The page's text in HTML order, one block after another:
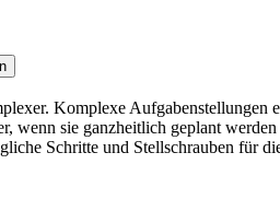
Komplexe Aufgabenstellungen
sie ganzheitlich geplant
Schritte und Stellschrauben für